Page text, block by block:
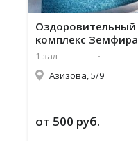
Оздоровительный
комплекс Земфира
1 зал
Азизова, 5/9
от 500 руб.